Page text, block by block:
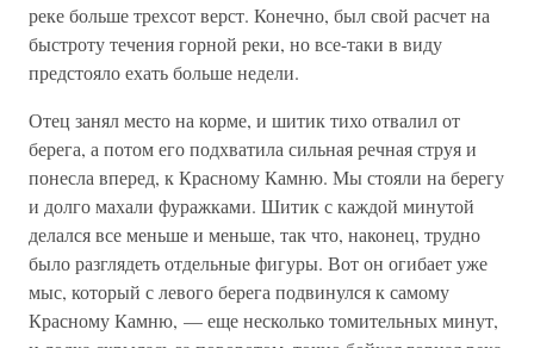
реке больше трехсот верст. Конечно, был свой расчет на
быстроту течения горной реки, но все-таки в виду
предстояло ехать больше недели.
Отец занял место на корме, и шитик тихо отвалил от
берега, а потом его подхватила сильная речная струя и
понесла вперед, к Красному Камню. Мы стояли на берегу
и долго махали фуражками. Шитик с каждой минутой
делался все меньше и меньше, так что, наконец, трудно
было разглядеть отдельные фигуры. Вот он огибает уже
мыс, который с левого берега подвинулся к самому
Красному Камню, — еще несколько томительных минут,